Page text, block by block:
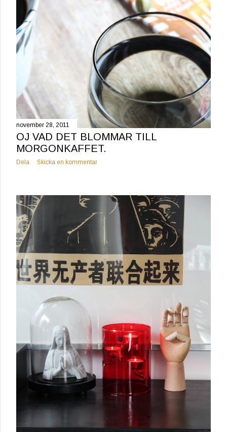
november 28, 2011
OJ VAD DET BLOMMAR TILL
MORGONKAFFET.
Dela Skicka en kommentar